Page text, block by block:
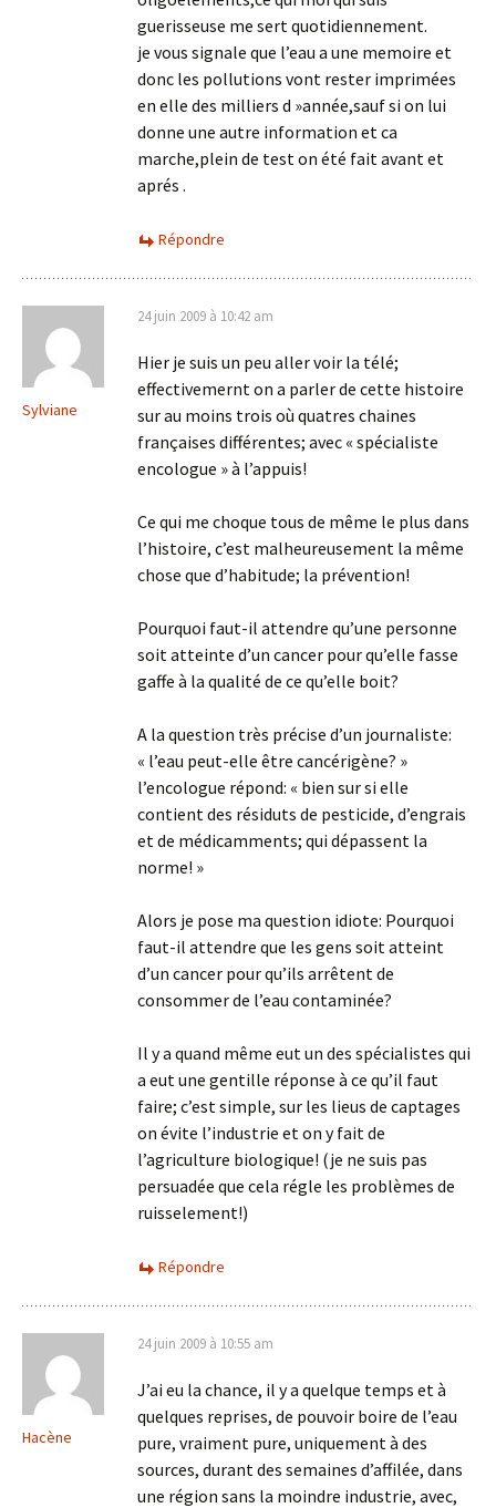
guerisseuse me sert quotidiennement.
je vous signale que l’eau a une memoire et
donc les pollutions vont rester imprimées
en elle des milliers d »année,sauf si on lui
donne une autre information et ca
marche,plein de test on été fait avant et
aprés .
Répondre
Sylviane
24 juin 2009 à 10:42 am
Hier je suis un peu aller voir la télé;
effectivemernt on a parler de cette histoire
sur au moins trois où quatres chaines
françaises différentes; avec « spécialiste
encologue » à l’appuis!
Ce qui me choque tous de même le plus dans
l’histoire, c’est malheureusement la même
chose que d’habitude; la prévention!
Pourquoi faut-il attendre qu’une personne
soit atteinte d’un cancer pour qu’elle fasse
gaffe à la qualité de ce qu’elle boit?
A la question très précise d’un journaliste:
« l’eau peut-elle être cancérigène? »
l’encologue répond: « bien sur si elle
contient des résiduts de pesticide, d’engrais
et de médicamments; qui dépassent la
norme! »
Alors je pose ma question idiote: Pourquoi
faut-il attendre que les gens soit atteint
d’un cancer pour qu’ils arrêtent de
consommer de l’eau contaminée?
Il y a quand même eut un des spécialistes qui
a eut une gentille réponse à ce qu’il faut
faire; c’est simple, sur les lieus de captages
on évite l’industrie et on y fait de
l’agriculture biologique! (je ne suis pas
persuadée que cela régle les problèmes de
ruisselement!)
Répondre
Hacène
24 juin 2009 à 10:55 am
J’ai eu la chance, il y a quelque temps et à
quelques reprises, de pouvoir boire de l’eau
pure, vraiment pure, uniquement à des
sources, durant des semaines d’affilée, dans
une région sans la moindre industrie, avec,